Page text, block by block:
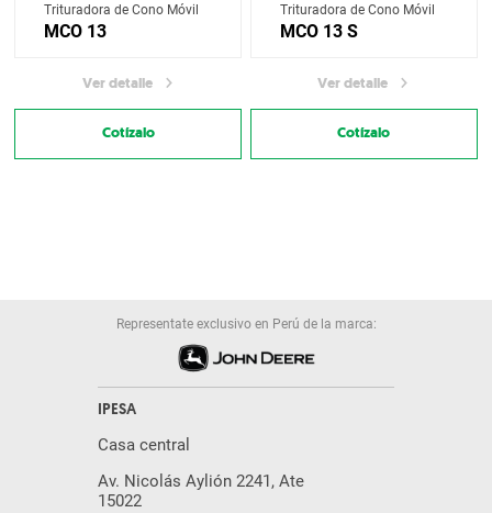
Trituradora de Cono Móvil
MCO 13
Ver detalle
Cotízalo
Trituradora de Cono Móvil
MCO 13 S
Ver detalle
Cotízalo
Representate exclusivo en Perú de la marca:
IPESA
Casa central
Av. Nicolás Aylión 2241, Ate
15022